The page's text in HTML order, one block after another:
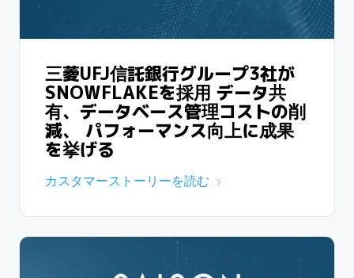
三菱UFJ信託銀行グループ3社が
SNOWFLAKEを採用 データ共
有、データベース管理コストの削
減、 パフォーマンス向上に成果
を挙げる
カスタマーストーリーを読む